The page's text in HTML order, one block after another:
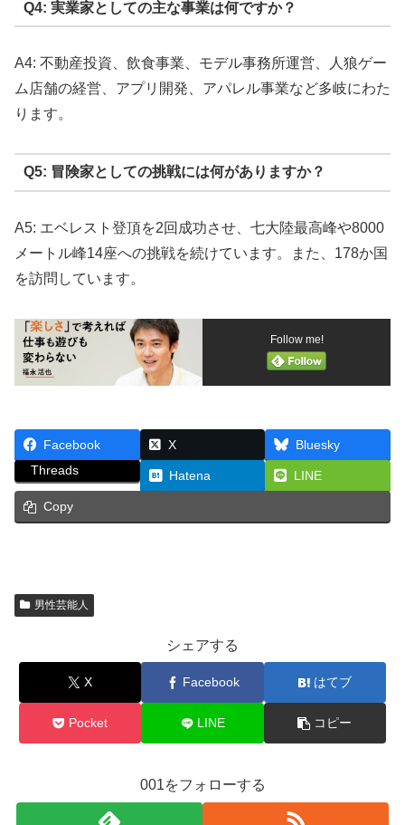
Q4: 実業家としての主な事業は何ですか？
A4: 不動産投資、飲食事業、モデル事務所運営、人狼ゲー
ム店舗の経営、アプリ開発、アパレル事業など多岐にわた
ります。
Q5: 冒険家としての挑戦には何がありますか？
A5: エベレスト登頂を2回成功させ、七大陸最高峰や8000
メートル峰14座への挑戦を続けています。また、178か国
を訪問しています。
Follow me!
Facebook X
Bluesky
Threads
Hatena LINE
Copy
男性芸能人
シェアする
X Facebook はてブ
Pocket LINE コピー
001をフォローする